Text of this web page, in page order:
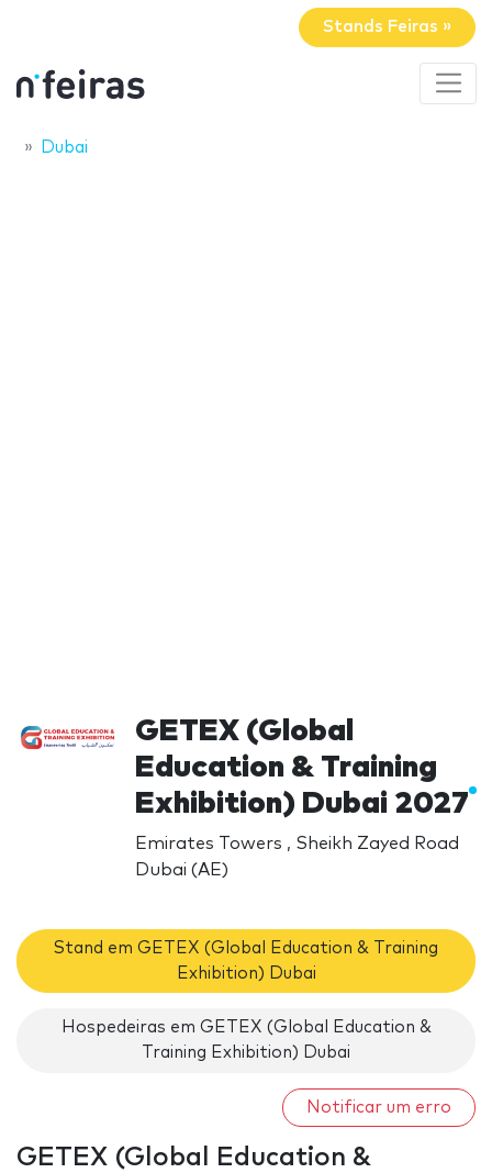
Stands Feiras »
Dubai
GETEX (Global
Education & Training
Exhibition) Dubai 2027
Emirates Towers , Sheikh Zayed Road
Dubai (AE)
Stand em GETEX (Global Education & Training
Exhibition) Dubai
Hospedeiras em GETEX (Global Education &
Training Exhibition) Dubai
Notificar um erro
GETEX (Global Education &